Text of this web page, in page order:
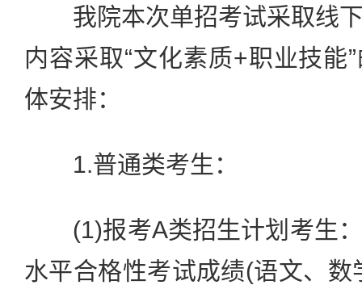
我院本次单招考试采取线下
内容采取“文化素质+职业技能
体安排：
1.普通类考生：
(1)报考A类招生计划考生：
水平合格性考试成绩(语文、